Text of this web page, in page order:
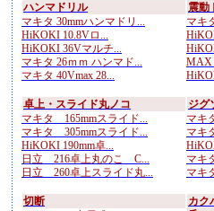
ハンマドリル
マキタ 30mmハンマドリ...
HiKOKI 10.8Vロ...
HiKOKI 36Vマルチ...
マキタ 26ｍｍ ハンマド...
マキタ 40Vmax 28...
震動
マキ
MAX
卓上・スライド丸ノコ
マキタ 165mmスライド...
マキタ 305mmスライド...
HiKOKI 190mm卓...
日立 216卓上丸のこ C...
日立 260卓上スライド丸...
ジグ
マキ
マキ
マキ
マキ
切断
カク